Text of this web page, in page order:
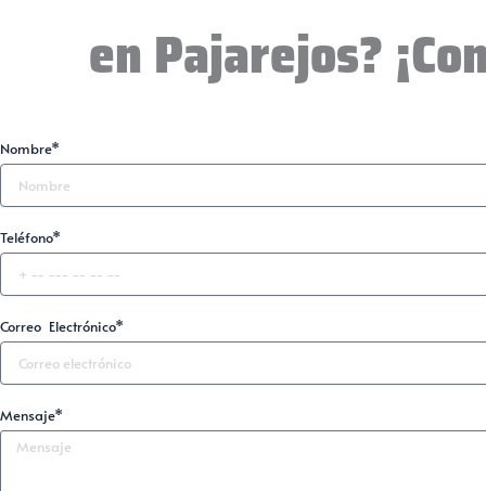
en Pajarejos?
Nombre*
Teléfono*
Correo Electrónico*
Mensaje*